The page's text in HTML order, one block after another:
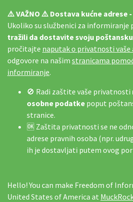
⚠️ VAŽNO ⚠️ Dostava kućne adrese -
Ukoliko su službenici za informiranje
tražili da dostavite svoju
pročitajte naputak o privatnosti vaše
odgovore na našim stranicama
informiranje.
🚫 Radi zaštite vaše privatnosti
osobne podatke poput
stranice.
🆗 Zaštita privatnosti se ne
adrese pravnih osoba (npr.
ih je dostavljati putem ovog
Hello! You can make Freedom of
United States of America at